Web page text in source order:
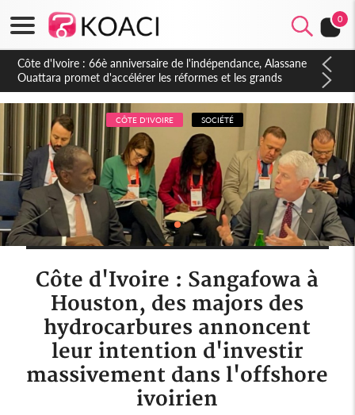
0
Côte d'Ivoire : À Abidjan, Amadou Oury Bah admire le modèle
ivoirien et veut s'en inspirer pour accélérer le développement
de la Guinée
CÔTE D'IVOIRE SOCIÉTÉ
Côte d'Ivoire : Sangafowa à
Houston, des majors des
hydrocarbures annoncent
leur intention d'investir
massivement dans l'offshore
ivoirien